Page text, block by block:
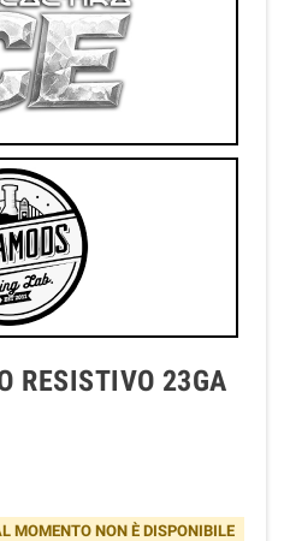
RESISTIVO 23GA
MOMENTO NON È DISPONIBILE